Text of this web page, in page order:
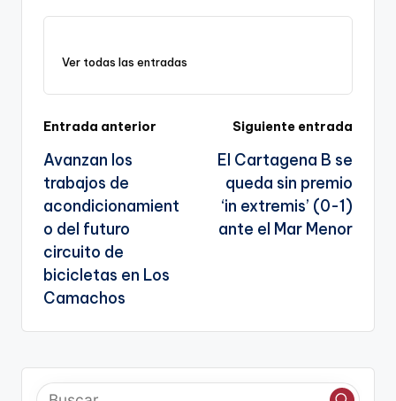
p
Li
n
k
c
b
o
o
k
ai e
a
m
a
p
p
o
Tr
a
n
sl
a
te
ar
Ver todas las entradas
Navegación
de
entradas
Entrada anterior
Avanzan los
trabajos de
acondicionamient
o del futuro
circuito de
bicicletas en Los
Camachos
Siguiente entrada
El Cartagena B se
queda sin premio
‘in extremis’ (0-1)
ante el Mar Menor